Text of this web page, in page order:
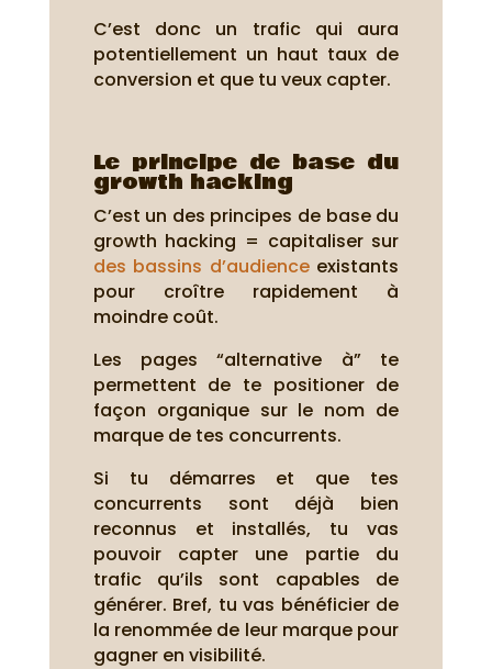
C’est donc un trafic qui aura
potentiellement un haut taux de
conversion et que tu veux capter.
Le principe de base du
growth hacking
C’est un des principes de base du
growth hacking = capitaliser sur
des bassins d’audienceexistants
pour croître rapidement à
moindre coût.
Les pages “alternative à” te
permettent de te positioner de
façon organique sur le nom de
marque de tes concurrents.
Si tu démarres et que tes
concurrents sont déjà bien
reconnus et installés, tu vas
pouvoir capter une partie du
trafic qu’ils sont capables de
générer. Bref, tu vas bénéficier de
la renommée de leur marque pour
gagner en visibilité.